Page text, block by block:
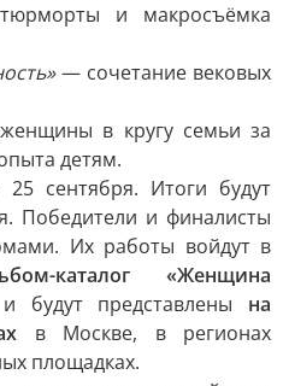
и макросъёмка
— сочетание вековых
в кругу семьи за
детям.
сентября. Итоги будут
Победители и финалисты
Их работы войдут в
каталог «Женщина
и будут представлены на
в Москве, в регионах
площадках.